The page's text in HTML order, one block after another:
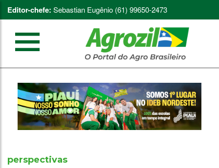
Editor-chefe: Sebastian Eugênio (61) 99650-2473
perspectivas